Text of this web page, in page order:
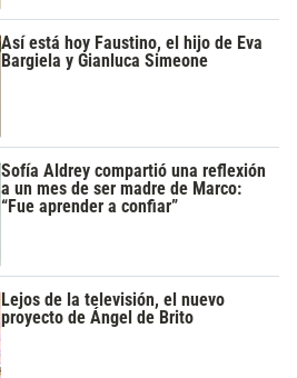
Así está hoy Faustino, el hijo de Eva
Bargiela y Gianluca Simeone
Sofía Aldrey compartió una reflexión
a un mes de ser madre de Marco:
“Fue aprender a confiar”
Lejos de la televisión, el nuevo
proyecto de Ángel de Brito